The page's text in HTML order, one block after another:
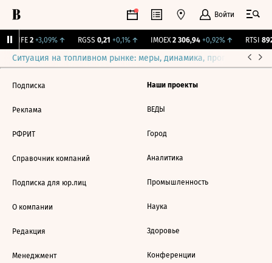
Войти
LIFE 2 +3,09%↑ RGSS 0,21 +0,1%↑ IMOEX 2 306,94 +0,92%↑ RTSI
Ситуация на топливном рынке: меры, динамика, прогнозы
Подписка
Реклама
РФРИТ
Справочник компаний
Подписка для юр.лиц
О компании
Редакция
Менеджмент
Наши проекты
ВЕДЫ
Город
Аналитика
Промышленность
Наука
Здоровье
Конференции